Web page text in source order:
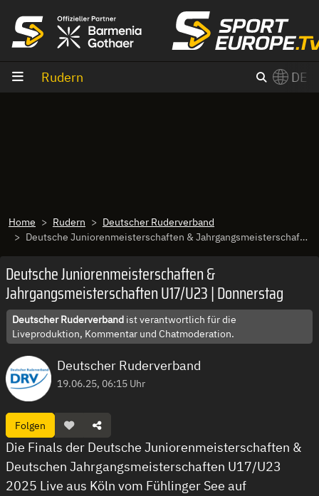
Rudern DE
Home Rudern
Deutscher Ruderverband
Deutsche Juniorenmeisterschaften & Jahrgangsmeisterschaften U17/U23 | Donnerstag
Deutsche Juniorenmeisterschaften &
Jahrgangsmeisterschaften U17/U23 | Donnerstag
Deutscher Ruderverband ist verantwortlich für die
Liveproduktion, Kommentar und Chatmoderation.
Deutscher Ruderverband
19.06.25, 06:15 Uhr
Folgen
Die Finals der Deutsche Juniorenmeisterschaften &
Deutschen Jahrgangsmeisterschaften U17/U23
2025 Live aus Köln vom Fühlinger See auf